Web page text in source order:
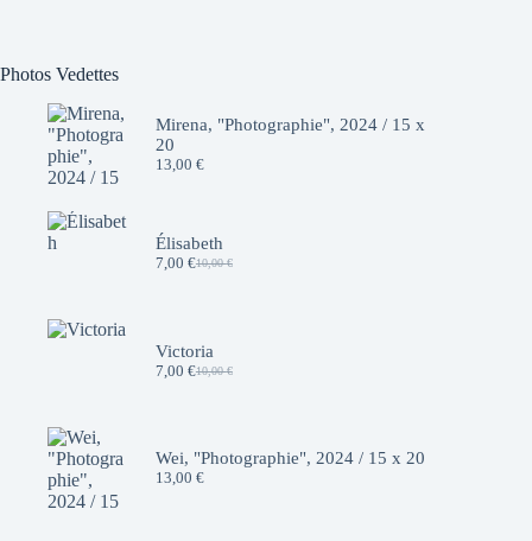
Photos Vedettes
Mirena, "Photographie", 2024 / 15 x
20
13,00 €
Élisabeth
10,00€
Le
10,00 €.
7,00 €Le
7,00 €.
Victoria
10,00€
Le
10,00 €.
7,00 €Le
7,00 €.
Wei, "Photographie", 2024 / 15 x 20
13,00 €